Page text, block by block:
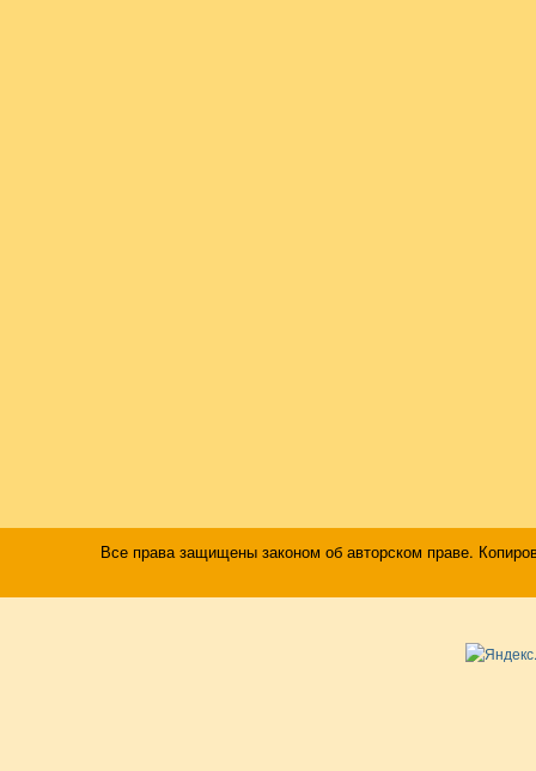
Все права защищены законом об авторском праве.